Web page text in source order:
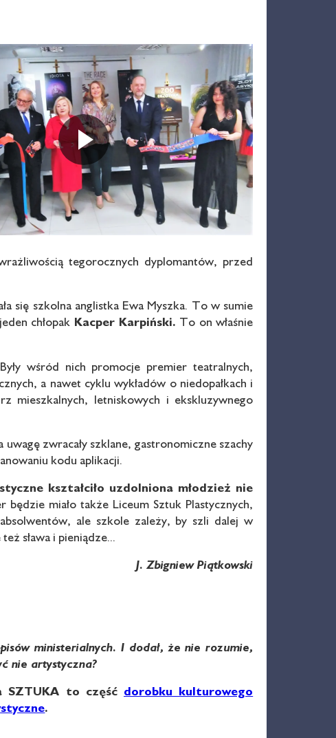
tegorocznych dyplomantów, przed
się szkolna anglistka Ewa Myszka. To w sumie
chłopak Kacper Karpiński. To on właśnie
Były wśród nich promocje premier teatralnych,
a nawet cyklu wykładów o niedopałkach i
mieszkalnych, letniskowych i ekskluzywnego
zwracały szklane, gastronomiczne szachy
kodu aplikacji.
kształciło uzdolniona młodzież nie
będzie miało także Liceum Sztuk Plastycznych,
ale szkole zależy, by szli dalej w
sława i pieniądze...
J. Zbigniew Piątkowski
ministerialnych. I dodał, że nie rozumie,
nie artystyczna?
SZTUKA to część dorobku kulturowego
.